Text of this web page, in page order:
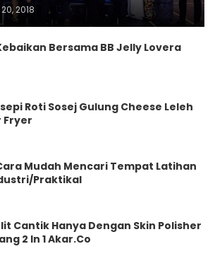
2018
Bersama BB Jelly Lovera
Roti Sosej Gulung Cheese Leleh
Fryer
Mudah Mencari Tempat Latihan
Praktikal
Cantik Hanya Dengan Skin Polisher
2 In 1 Akar.Co